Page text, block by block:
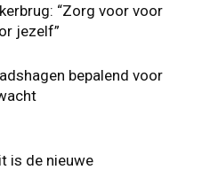
“Zorg voor voor
jezelf”
bepalend voor
is de nieuwe